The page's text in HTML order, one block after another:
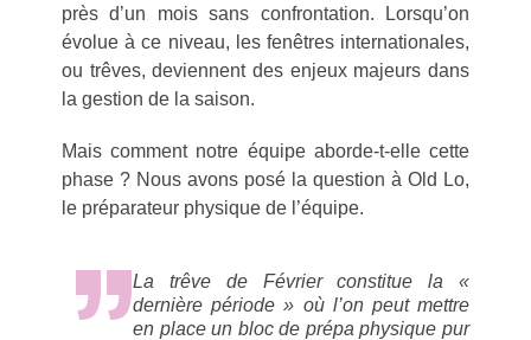
près d’un mois sans confrontation. Lorsqu’on
évolue à ce niveau, les fenêtres internationales,
ou trêves, deviennent des enjeux majeurs dans
la gestion de la saison.
Mais comment notre équipe aborde-t-elle cette
phase ? Nous avons posé la question à Old Lo,
le préparateur physique de l’équipe.
La trêve de Février constitue la «
dernière période » où l’on peut mettre
en place un bloc de prépa physique pur